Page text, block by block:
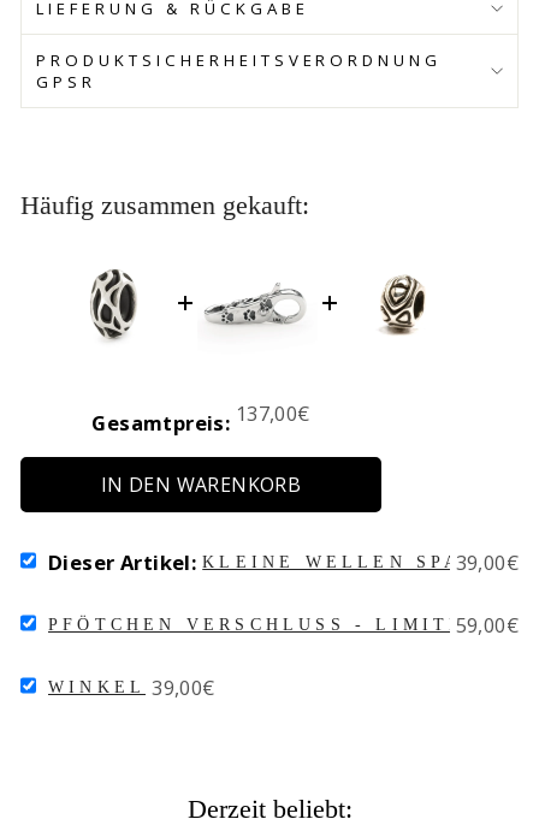
LIEFERUNG & RÜCKGABE
PRODUKTSICHERHEITSVERORDNUNG
GPSR
Häufig zusammen gekauft:
Gesamtpreis: Price
137,00€
IN DEN WARENKORB
SELECT
SPACER
Dieser Artikel: KLEINE WELLEN SPACER
Price
39,00€
SELECT
-
PFÖTCHEN VERSCHLUSS - Price
59,00€
SELECT
WINKEL Price
39,00€
Derzeit beliebt: